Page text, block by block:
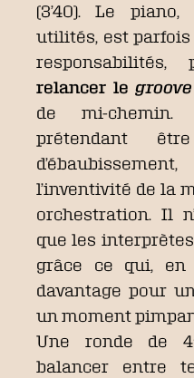
(3’40). Le
utilités, est parfois
relancer legroove
de mi-
prétendant
l’inventivité de la
orchestration. Il
que les
grâce ce qui, en
davantage pour
un moment
Une ronde de
balancer entre